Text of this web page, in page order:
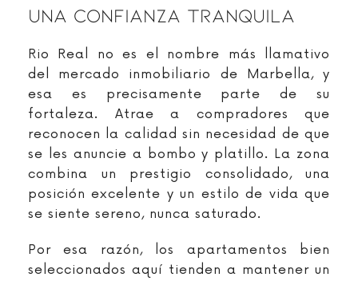
Una Confianza Tranquila
Rio Real no es el nombre más llamativo
del mercado inmobiliario de Marbella, y
esa es precisamente parte de su
fortaleza. Atrae a compradores que
reconocen la calidad sin necesidad de que
se les anuncie a bombo y platillo. La zona
combina un prestigio consolidado, una
posición excelente y un estilo de vida que
se siente sereno, nunca saturado.
Por esa razón, los apartamentos bien
seleccionados aquí tienden a mantener un